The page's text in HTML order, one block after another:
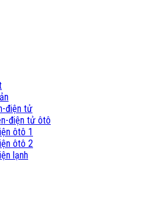
điện tử
điện tử ôtô
ôtô 1
ôtô 2
lạnh